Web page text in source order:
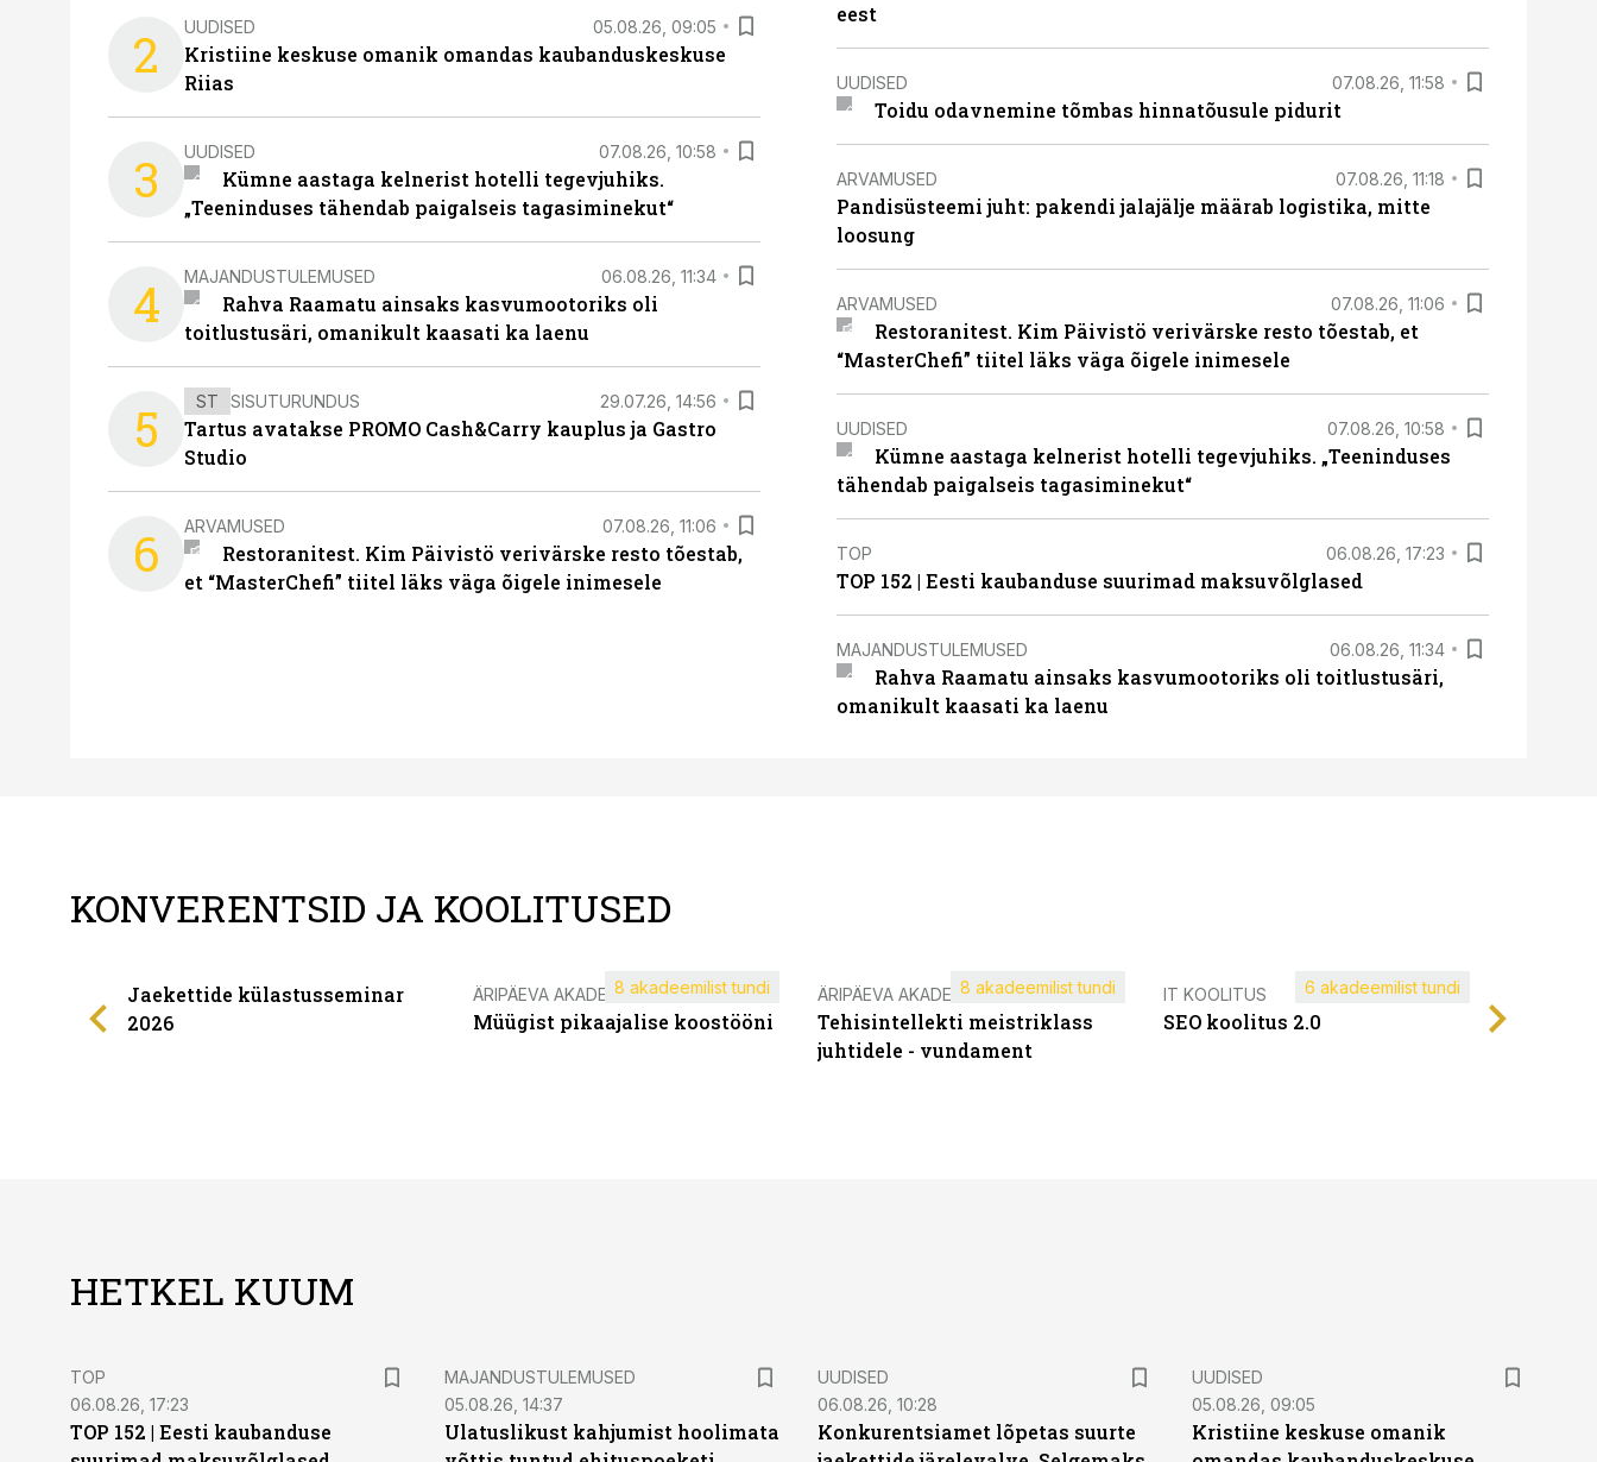
2 UUDISED 05.08.26, 09:05
Kristiine keskuse omanik omandas kaubanduskeskuse
Riias
3 UUDISED 07.08.26, 10:58
Kümne aastaga kelnerist hotelli tegevjuhiks.
„Teeninduses tähendab paigalseis tagasiminekut“
4 MAJANDUSTULEMUSED 06.08.26, 11:34
Rahva Raamatu ainsaks kasvumootoriks oli
toitlustusäri, omanikult kaasati ka laenu
5 ST SISUTURUNDUS 29.07.26, 14:56
Tartus avatakse PROMO Cash&Carry kauplus ja Gastro
Studio
6 ARVAMUSED 07.08.26, 11:06
Restoranitest. Kim Päivistö verivärske resto tõestab,
et “MasterChefi” tiitel läks väga õigele inimesele
eest
UUDISED 07.08.26, 11:58
Toidu odavnemine tõmbas hinnatõusule pidurit
ARVAMUSED 07.08.26, 11:18
Pandisüsteemi juht: pakendi jalajälje määrab logistika, mitte
loosung
ARVAMUSED 07.08.26, 11:06
Restoranitest. Kim Päivistö verivärske resto tõestab, et
“MasterChefi” tiitel läks väga õigele inimesele
UUDISED 07.08.26, 10:58
Kümne aastaga kelnerist hotelli tegevjuhiks. „Teeninduses
tähendab paigalseis tagasiminekut“
TOP 06.08.26, 17:23
TOP 152 | Eesti kaubanduse suurimad maksuvõlglased
MAJANDUSTULEMUSED 06.08.26, 11:34
Rahva Raamatu ainsaks kasvumootoriks oli toitlustusäri,
omanikult kaasati ka laenu
KONVERENTSID JA KOOLITUSED
Jaekettide külastusseminar
2026
ÄRIPÄEVA AKADEEMIA
Müügist pikaajalise koostööni
8 akadeemilist tundi ÄRIPÄEVA AKADEEMIA
Tehisintellekti meistriklass
juhtidele - vundament
8 akadeemilist tundi IT KOOLITUS
SEO koolitus 2.0
6 akadeemilist tundi
HETKEL KUUM
TOP
06.08.26, 17:23
TOP 152 | Eesti kaubanduse
MAJANDUSTULEMUSED
05.08.26, 14:37
Ulatuslikust kahjumist hoolimata
UUDISED
06.08.26, 10:28
Konkurentsiamet lõpetas suurte
UUDISED
05.08.26, 09:05
Kristiine keskuse omanik